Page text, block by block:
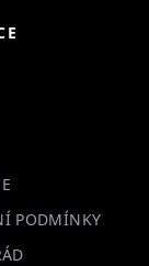
PODMÍNKY